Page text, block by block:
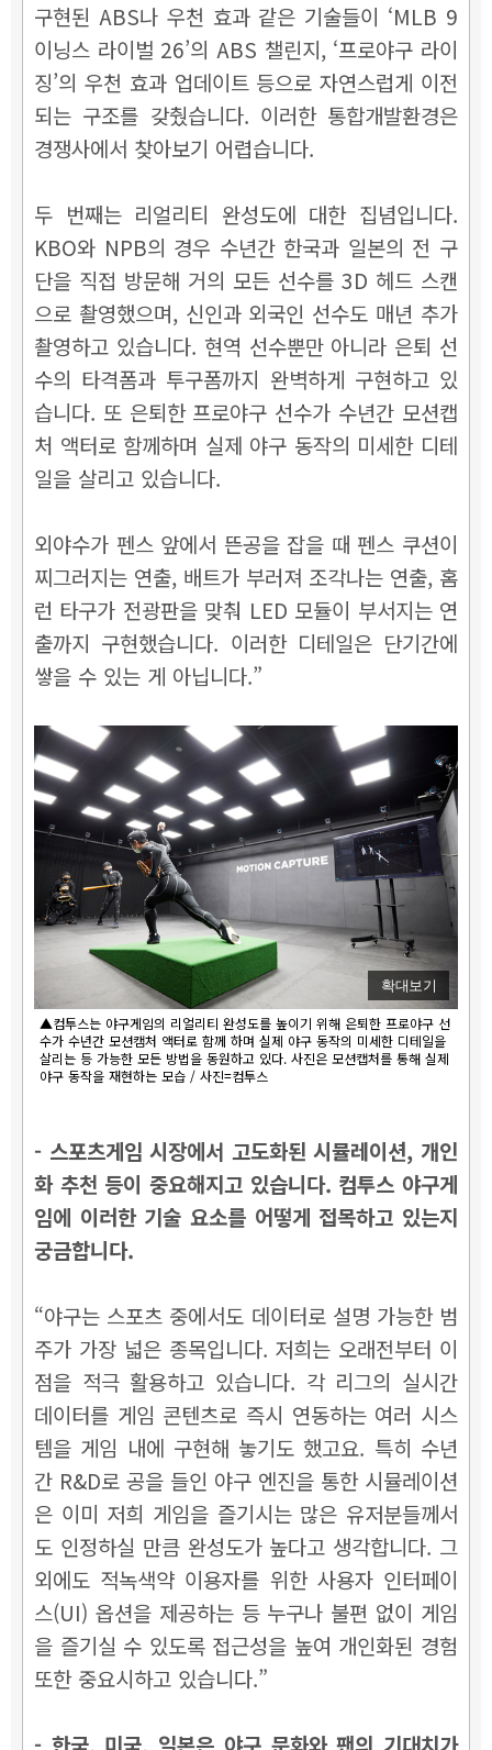
구현된 ABS나 우천 효과 같은 기술들이 ‘MLB 9
이닝스 라이벌 26’의 ABS 챌린지, ‘프로야구 라이
징’의 우천 효과 업데이트 등으로 자연스럽게 이전
되는 구조를 갖췄습니다. 이러한 통합개발환경은
경쟁사에서 찾아보기 어렵습니다.
두 번째는 리얼리티 완성도에 대한 집념입니다.
KBO와 NPB의 경우 수년간 한국과 일본의 전 구
단을 직접 방문해 거의 모든 선수를 3D 헤드 스캔
으로 촬영했으며, 신인과 외국인 선수도 매년 추가
촬영하고 있습니다. 현역 선수뿐만 아니라 은퇴 선
수의 타격폼과 투구폼까지 완벽하게 구현하고 있
습니다. 또 은퇴한 프로야구 선수가 수년간 모션캡
처 액터로 함께하며 실제 야구 동작의 미세한 디테
일을 살리고 있습니다.
외야수가 펜스 앞에서 뜬공을 잡을 때 펜스 쿠션이
찌그러지는 연출, 배트가 부러져 조각나는 연출, 홈
런 타구가 전광판을 맞춰 LED 모듈이 부서지는 연
출까지 구현했습니다. 이러한 디테일은 단기간에
쌓을 수 있는 게 아닙니다.”
확대보기
▲컴투스는 야구게임의 리얼리티 완성도를 높이기 위해 은퇴한 프로야구 선
수가 수년간 모션캠처 액터로 함께 하며 실제 야구 동작의 미세한 디테일을
살리는 등 가능한 모든 방법을 동원하고 있다. 사진은 모션캡처를 통해 실제
야구 동작을 재현하는 모습 / 사진=컴투스
- 스포츠게임 시장에서 고도화된 시뮬레이션, 개인
화 추천 등이 중요해지고 있습니다. 컴투스 야구게
임에 이러한 기술 요소를 어떻게 접목하고 있는지
궁금합니다.
“야구는 스포츠 중에서도 데이터로 설명 가능한 범
주가 가장 넓은 종목입니다. 저희는 오래전부터 이
점을 적극 활용하고 있습니다. 각 리그의 실시간
데이터를 게임 콘텐츠로 즉시 연동하는 여러 시스
템을 게임 내에 구현해 놓기도 했고요. 특히 수년
간 R&D로 공을 들인 야구 엔진을 통한 시뮬레이션
은 이미 저희 게임을 즐기시는 많은 유저분들께서
도 인정하실 만큼 완성도가 높다고 생각합니다. 그
외에도 적녹색약 이용자를 위한 사용자 인터페이
스(UI) 옵션을 제공하는 등 누구나 불편 없이 게임
을 즐기실 수 있도록 접근성을 높여 개인화된 경험
또한 중요시하고 있습니다.”
- 한국, 미국, 일본은 야구 문화와 팬의 기대치가